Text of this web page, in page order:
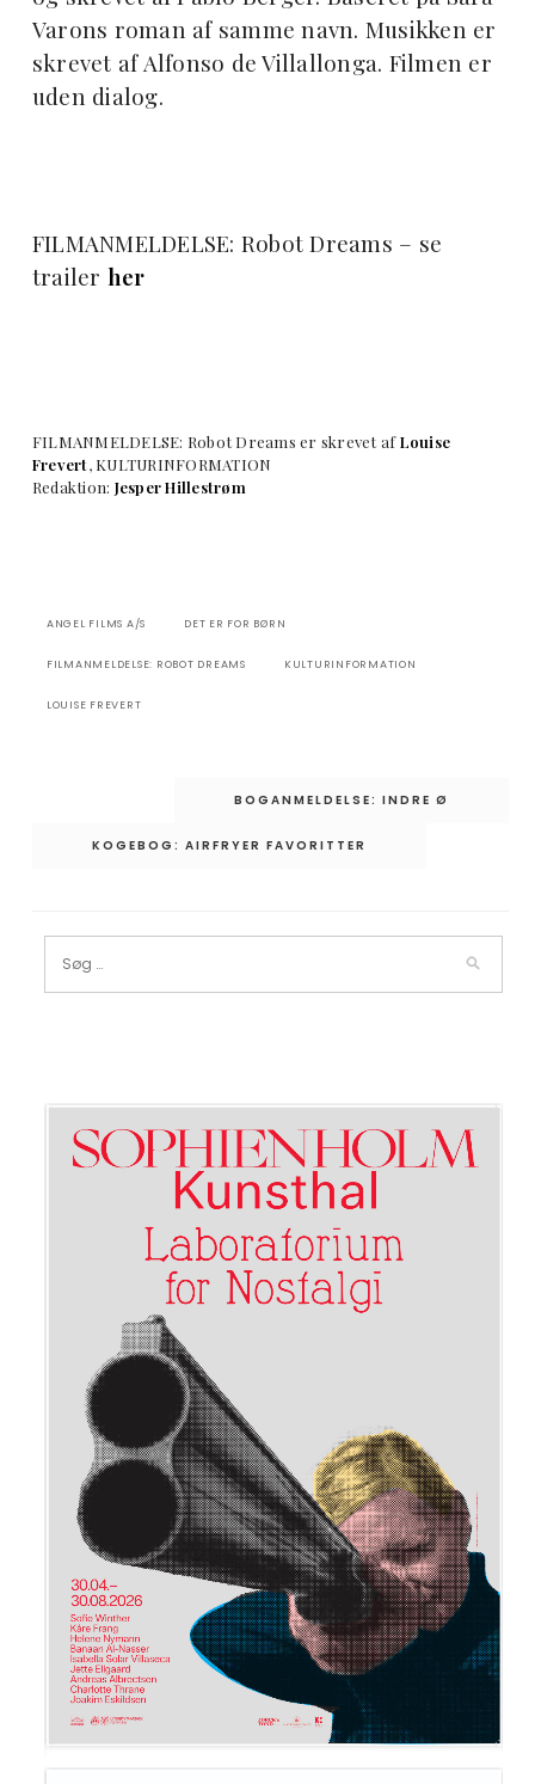
Varons roman af samme navn. Musikken er
skrevet af Alfonso de Villallonga. Filmen er
uden dialog.
FILMANMELDELSE: Robot Dreams – se
trailer her
FILMANMELDELSE: Robot Dreams er skrevet afLouise
Frevert, KULTURINFORMATION
Redaktion: Jesper Hillestrøm
ANGEL FILMS A/S DET ER FOR BØRN
FILMANMELDELSE: ROBOT DREAMS KULTURINFORMATION
LOUISE FREVERT
IndlægsnavigationBOGANMELDELSE: INDRE Ø
KOGEBOG: AIRFRYER FAVORITTER